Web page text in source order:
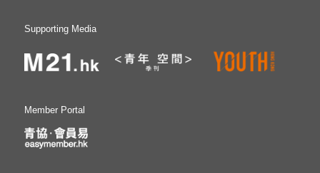
Supporting Media
Member Portal